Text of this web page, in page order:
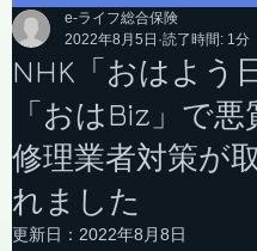
NHK「おはよう
「おはBiz」で
修理業者対策が
れました
e-ライフ総合保険
2022年8月5日 読了時間: 1分
更新日： 2022年8月8日